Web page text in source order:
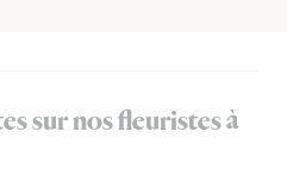
sur nos fleuristes à